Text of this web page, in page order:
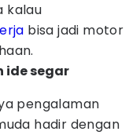
kalau
bisa jadi motor
ide segar
pengalaman
hadir dengan